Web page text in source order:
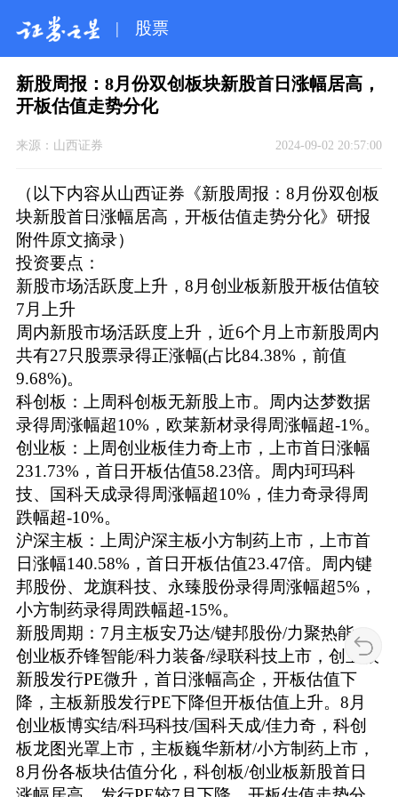
| 股票
新股周报：8月份双创板块新股首日涨幅居高，
开板估值走势分化
来源： 山西证券 2024-09-02 20:57:00
（以下内容从山西证券《新股周报：8月份双创板
块新股首日涨幅居高，开板估值走势分化》研报
附件原文摘录）
投资要点：
新股市场活跃度上升，8月创业板新股开板估值较
7月上升
周内新股市场活跃度上升，近6个月上市新股周内
共有27只股票录得正涨幅(占比84.38%，前值
9.68%)。
科创板：上周科创板无新股上市。周内达梦数据
录得周涨幅超10%，欧莱新材录得周涨幅超-1%。
创业板：上周创业板佳力奇上市，上市首日涨幅
231.73%，首日开板估值58.23倍。周内珂玛科
技、国科天成录得周涨幅超10%，佳力奇录得周
跌幅超-10%。
沪深主板：上周沪深主板小方制药上市，上市首
日涨幅140.58%，首日开板估值23.47倍。周内键
邦股份、龙旗科技、永臻股份录得周涨幅超5%，
小方制药录得周跌幅超-15%。
新股周期：7月主板安乃达/键邦股份/力聚热能，
创业板乔锋智能/科力装备/绿联科技上市，创业板
新股发行PE微升，首日涨幅高企，开板估值下
降，主板新股发行PE下降但开板估值上升。8月
创业板博实结/科玛科技/国科天成/佳力奇，科创
板龙图光罩上市，主板巍华新材/小方制药上市，
8月份各板块估值分化，科创板/创业板新股首日